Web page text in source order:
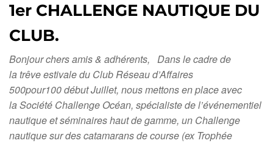
1er CHALLENGE NAUTIQUE DU
CLUB.
Bonjour chers amis & adhérents, Dans le cadre de
la trêve estivale du Club Réseau d’Affaires
500pour100 début Juillet, nous mettons en place avec
la Société Challenge Océan, spécialiste de l’événementiel
nautique et séminaires haut de gamme, un Challenge
nautique sur des catamarans de course (ex Trophée